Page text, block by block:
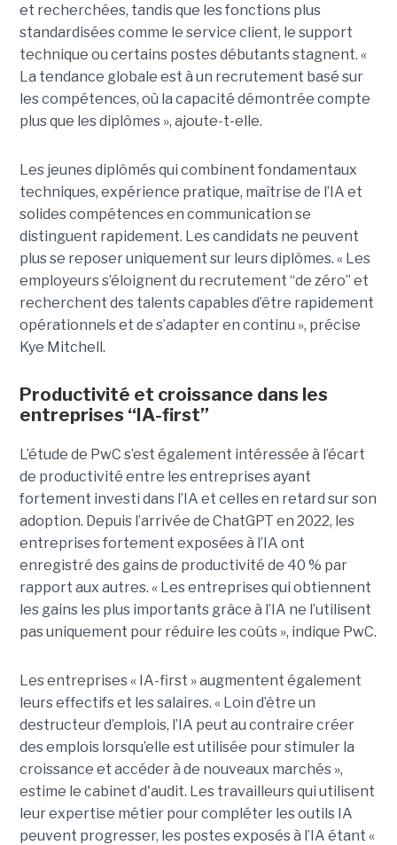
et recherchées, tandis que les fonctions plus
standardisées comme le service client, le support
technique ou certains postes débutants stagnent. «
La tendance globale est à un recrutement basé sur
les compétences, où la capacité démontrée compte
plus que les diplômes », ajoute-t-elle.
Les jeunes diplômés qui combinent fondamentaux
techniques, expérience pratique, maîtrise de l’IA et
solides compétences en communication se
distinguent rapidement. Les candidats ne peuvent
plus se reposer uniquement sur leurs diplômes. « Les
employeurs s’éloignent du recrutement “de zéro” et
recherchent des talents capables d’être rapidement
opérationnels et de s’adapter en continu », précise
Kye Mitchell.
Productivité et croissance dans les
entreprises “IA-first”
L’étude de PwC s’est également intéressée à l’écart
de productivité entre les entreprises ayant
fortement investi dans l’IA et celles en retard sur son
adoption. Depuis l’arrivée de ChatGPT en 2022, les
entreprises fortement exposées à l’IA ont
enregistré des gains de productivité de 40 % par
rapport aux autres. « Les entreprises qui obtiennent
les gains les plus importants grâce à l’IA ne l’utilisent
pas uniquement pour réduire les coûts », indique PwC.
Les entreprises « IA-first » augmentent également
leurs effectifs et les salaires. « Loin d’être un
destructeur d’emplois, l’IA peut au contraire créer
des emplois lorsqu’elle est utilisée pour stimuler la
croissance et accéder à de nouveaux marchés »,
estime le cabinet d'audit. Les travailleurs qui utilisent
leur expertise métier pour compléter les outils IA
peuvent progresser, les postes exposés à l’IA étant «